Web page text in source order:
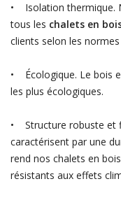
• Isolation thermique.
tous les chalets en
clients selon les normes
• Écologique. Le bois
les plus écologiques.
• Structure robuste et
caractérisent par une
rend nos chalets en
résistants aux effets